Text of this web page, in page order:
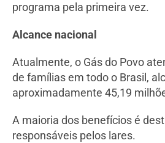
programa pela primeira vez.
Alcance nacional
Atualmente, o Gás do Povo
de famílias em todo o Brasil,
aproximadamente 45,19
A maioria dos benefícios é
responsáveis pelos lares.